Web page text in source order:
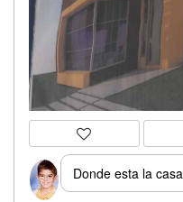
Donde esta la casa